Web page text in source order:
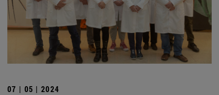
07 | 05 | 2024